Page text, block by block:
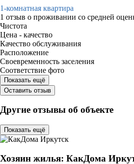
1-комнатная квартира
1 отзыв о проживании со средней
Чистота
Цена - качество
Качество обслуживания
Расположение
Своевременность заселения
Соответствие фото
Показать ещё
Оставить отзыв
Другие отзывы об объекте
Показать ещё
Хозяин жилья: КакДома